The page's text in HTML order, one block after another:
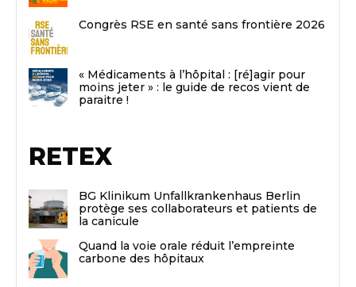
Congrès RSE en santé sans frontière 2026
« Médicaments à l’hôpital : [ré]agir pour
moins jeter » : le guide de recos vient de
paraitre !
RETEX
BG Klinikum Unfallkrankenhaus Berlin
protège ses collaborateurs et patients de
la canicule
Quand la voie orale réduit l’empreinte
carbone des hôpitaux